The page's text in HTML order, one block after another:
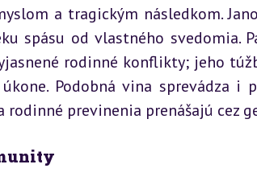
a tragickým následkom.
spásu od vlastného svedomia.
rodinné konflikty; jeho
Podobná vina sprevádza i
rodinné previnenia prenášajú cez